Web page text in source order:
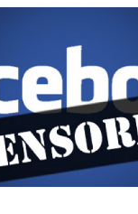
Gobierno
redes
DEFENDAMOS LA
Actualidad